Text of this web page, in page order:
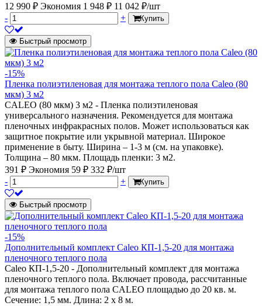
12 990 ₽ Экономия 1 948 ₽ 11 042 ₽/шт
-
+ Купить
Быстрый просмотр
-15%
Пленка полиэтиленовая для монтажа теплого пола Caleo (80
мкм) 3 м2
CALEO (80 мкм) 3 м2 - Пленка полиэтиленовая
универсального назначения. Рекомендуется для монтажа
пленочных инфракрасных полов. Может использоваться как
защитное покрытие или укрывной материал. Широкое
применение в быту. Ширина – 1-3 м (см. на упаковке).
Толщина – 80 мкм. Площадь пленки: 3 м2.
391 ₽ Экономия 59 ₽ 332 ₽/шт
-
+ Купить
Быстрый просмотр
-15%
Дополнительный комплект Caleo КП-1,5-20 для монтажа
пленочного теплого пола
Caleo КП-1,5-20 - Дополнительный комплект для монтажа
пленочного теплого пола. Включает провода, рассчитанные
для монтажа теплого пола CALEO площадью до 20 кв. м.
Сечение: 1,5 мм. Длина: 2 х 8 м.